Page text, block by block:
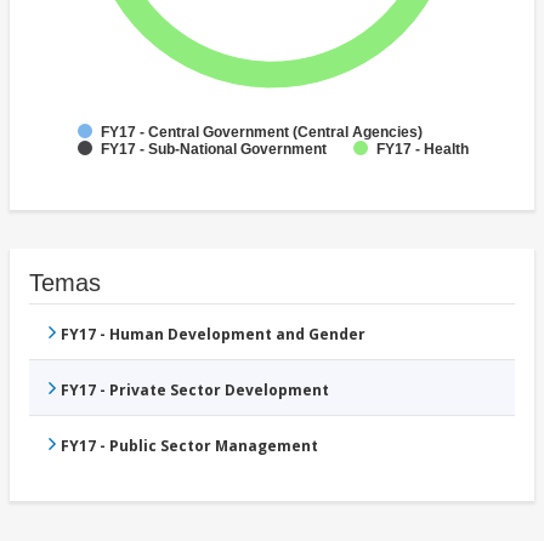
FY17 - Central Government (Central Agencies)
FY17 - Sub-National Government
FY17 - Health
Temas
FY17 - Human Development and Gender
FY17 - Private Sector Development
FY17 - Public Sector Management